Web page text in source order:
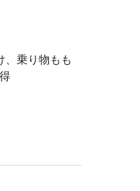
、乗り物もも